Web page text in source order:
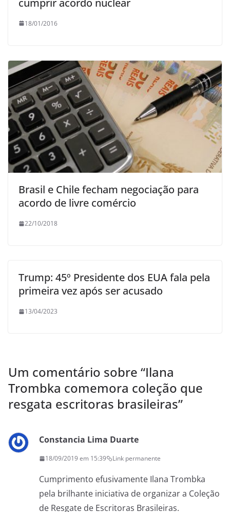
18/01/2016
Brasil e Chile fecham negociação para
acordo de livre comércio
22/10/2018
Trump: 45º Presidente dos EUA fala pela
primeira vez após ser acusado
13/04/2023
Um comentário sobre “Ilana
Trombka comemora coleção que
resgata escritoras brasileiras”
Constancia Lima Duarte
18/09/2019 em 15:39 Link permanente
Cumprimento efusivamente Ilana Trombka
pela brilhante iniciativa de organizar a Coleção
de Resgate de Escritoras Brasileiras.